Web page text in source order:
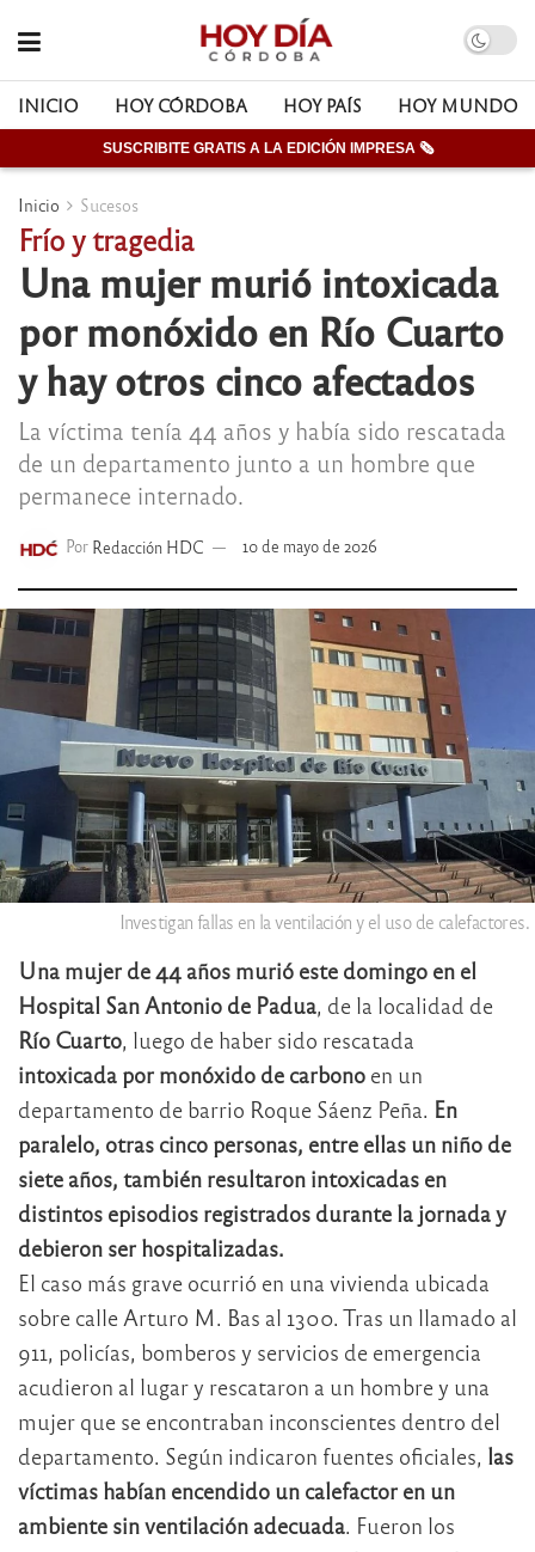
INICIO HOY CÓRDOBA HOY PAÍS HOY MUNDO
SUSCRIBITE GRATIS A LA EDICIÓN IMPRESA 🗞
Inicio Sucesos
Frío y tragedia
Una mujer murió intoxicada
por monóxido en Río Cuarto
y hay otros cinco afectados
La víctima tenía 44 años y había sido rescatada
de un departamento junto a un hombre que
permanece internado.
Por Redacción HDC 10 de mayo de 2026
Investigan fallas en la ventilación y el uso de calefactores.
Una mujer de 44 años murió este domingo en el
Hospital San Antonio de Padua, de la localidad de
Río Cuarto, luego de haber sido rescatada
intoxicada por monóxido de carbono en un
departamento de barrio Roque Sáenz Peña. En
paralelo, otras cinco personas, entre ellas un niño de
siete años, también resultaron intoxicadas en
distintos episodios registrados durante la jornada y
debieron ser hospitalizadas.
El caso más grave ocurrió en una vivienda ubicada
sobre calle Arturo M. Bas al 1300. Tras un llamado al
911, policías, bomberos y servicios de emergencia
acudieron al lugar y rescataron a un hombre y una
mujer que se encontraban inconscientes dentro del
departamento. Según indicaron fuentes oficiales, las
víctimas habían encendido un calefactor en un
ambiente sin ventilación adecuada. Fueron los